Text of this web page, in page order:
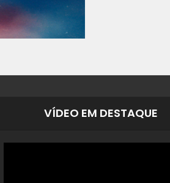
VÍDEO EM DESTAQUE